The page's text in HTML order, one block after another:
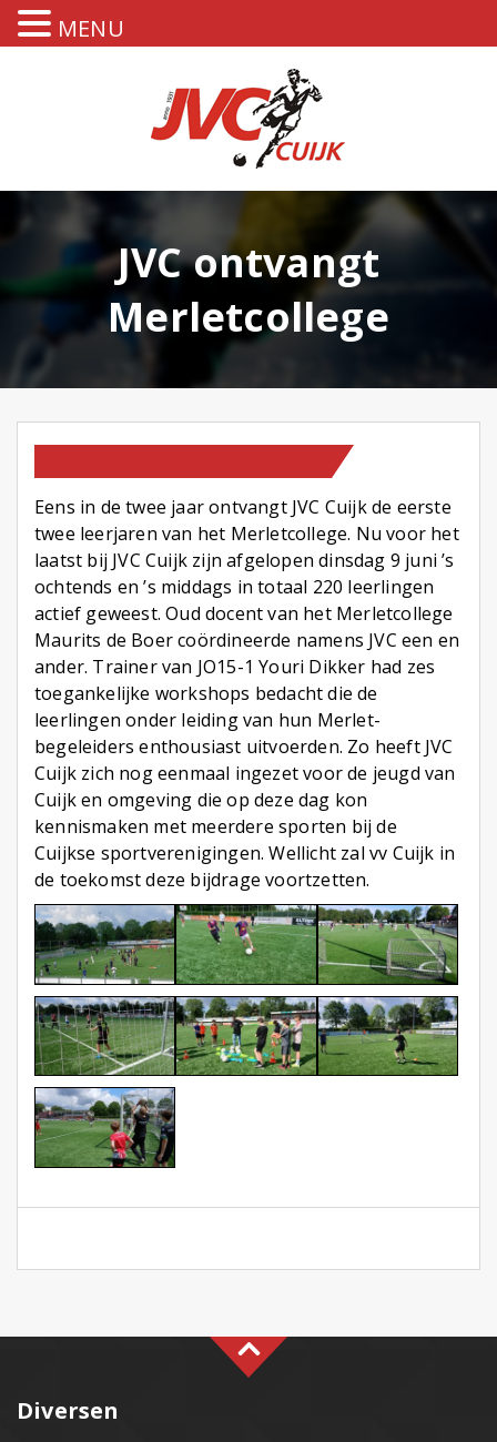
JVC ontvangt
Merletcollege
Eens in de twee jaar ontvangt JVC Cuijk de eerste
twee leerjaren van het Merletcollege. Nu voor het
laatst bij JVC Cuijk zijn afgelopen dinsdag 9 juni ’s
ochtends en ’s middags in totaal 220 leerlingen
actief geweest. Oud docent van het Merletcollege
Maurits de Boer coördineerde namens JVC een en
ander. Trainer van JO15-1 Youri Dikker had zes
toegankelijke workshops bedacht die de
leerlingen onder leiding van hun Merlet-
begeleiders enthousiast uitvoerden. Zo heeft JVC
Cuijk zich nog eenmaal ingezet voor de jeugd van
Cuijk en omgeving die op deze dag kon
kennismaken met meerdere sporten bij de
Cuijkse sportverenigingen. Wellicht zal vv Cuijk in
de toekomst deze bijdrage voortzetten.
Diversen
MENU